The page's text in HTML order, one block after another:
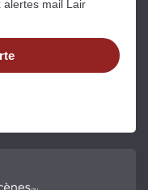
alertes mail Lair